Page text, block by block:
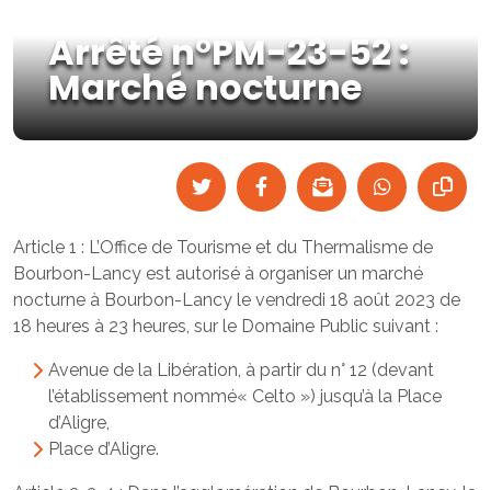
Arrêté n°PM-23-52 :
Marché nocturne
Article 1 : L’Office de Tourisme et du Thermalisme de
Bourbon-Lancy est autorisé à organiser un marché
nocturne à Bourbon-Lancy le vendredi 18 août 2023 de
18 heures à 23 heures, sur le Domaine Public suivant :
Avenue de la Libération, à partir du n° 12 (devant
l’établissement nommé« Celto ») jusqu’à la Place
d’Aligre,
Place d’Aligre.